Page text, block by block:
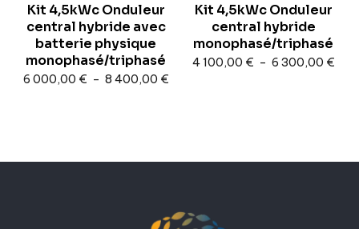
Kit 4,5kWc Onduleur
central hybride avec
batterie physique
monophasé/triphasé
6 000,00 € – 8 400,00 €
Kit 4,5kWc Onduleur
central hybride
monophasé/triphasé
4 100,00 € – 6 300,00 €